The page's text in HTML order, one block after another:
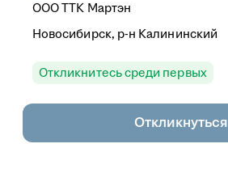
ООО ТТК Мартэн
Новосибирск, р-н Калининский
Откликнитесь среди первых
Откликнуться